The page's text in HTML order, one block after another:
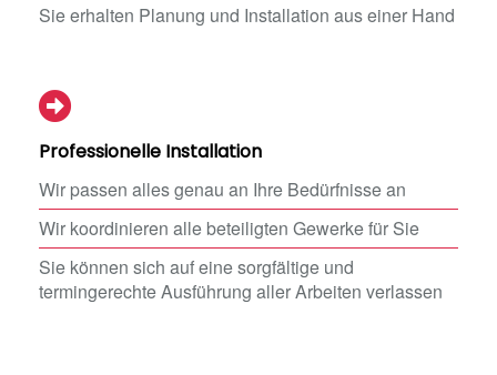
Sie erhalten Planung und Installation aus einer Hand
Professionelle Installation
Wir passen alles genau an Ihre Bedürfnisse an
Wir koordinieren alle beteiligten Gewerke für Sie
Sie können sich auf eine sorgfältige und
termingerechte Ausführung aller Arbeiten verlassen